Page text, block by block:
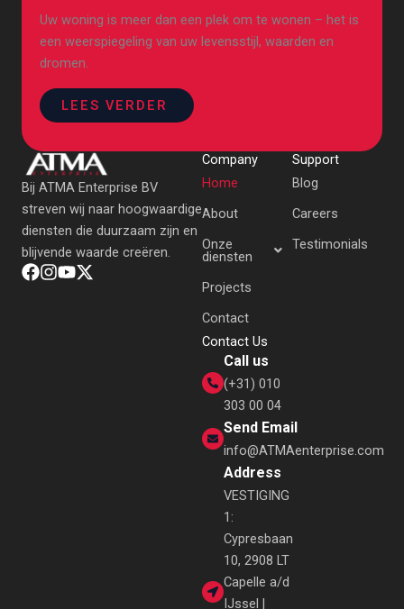
Uw woning is meer dan een plek om te wonen – het is
een weerspiegeling van uw levensstijl, waarden en
dromen.
LEES VERDER
Bij ATMA Enterprise BV
streven wij naar hoogwaardige
diensten die duurzaam zijn en
blijvende waarde creëren.
Company
Home
About
Onze
diensten
Projects
Contact
Support
Blog
Careers
Testimonials
Contact Us
Call us
(+31) 010
303 00 04
Send Email
info@ATMAenterprise.com
Address
VESTIGING
1:
Cypresbaan
10, 2908 LT
Capelle a/d
IJssel |